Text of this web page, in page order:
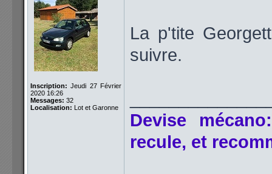
Inscription: Jeudi 27 Février
2020 16:26
Messages: 32
Localisation: Lot et Garonne
La p'tite
suivre.
Devise
recule, et